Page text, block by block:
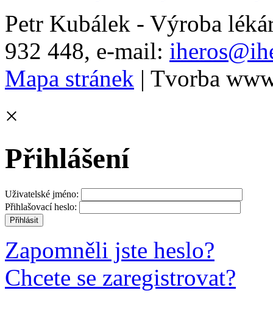
Petr Kubálek - Výroba
932 448, e-mail:
Mapa stránek | Tvorba
×
Přihlášení
Uživatelské jméno:
Přihlašovací heslo:
Zapomněli jste heslo?
Chcete se zaregistrovat?